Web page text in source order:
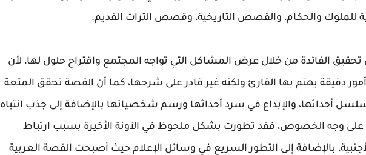
للملوك والحكام، والقصص التاريخية، وقصص التراث القديم.
الفائدة من خلال عرض المشاكل التي تواجه المجتمع واقتراح حلول لها، لأن
دقيقة يهتم بها القارئ ولكنه غير قادر على شرحها، كما أن القصة تحقق المتعة
أحداثها، والإبداع في سرد ​​أحداثها ورسم شخصياتها بالإضافة إلى جذب انتباه
على وجه الخصوص، فقد تطورت بشكل ملحوظ في الآونة الأخيرة بسبب ارتباط
الأجنبية، بالإضافة إلى التطور السريع في وسائل الإعلام حيث أصبحت القصة العربية